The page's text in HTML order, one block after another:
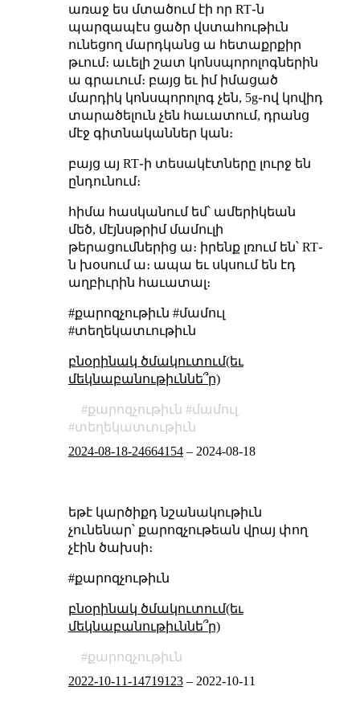
առաջ ես մտածում էի որ RT֊ն
պարզապէս ցածր վստահութիւն
ունեցող մարդկանց ա հետաքրքիր
թւում։ աւելի շատ կոնսպորոլոգներին
ա գրաւում։ բայց եւ իմ իմացած
մարդիկ կոնսպորոլոգ չեն, 5g֊ով կովիդ
տարածելուն չեն հաւատում, դրանց
մէջ գիտնականներ կան։
բայց այ RT֊ի տեսակէտները լուրջ են
ընդունում։
հիմա հասկանում եմ՝ ամերիկեան
մեծ, մէյնսթրիմ մամուլի
թերացումներից ա։ իրենք լռում են՝ RT֊
ն խօսում ա։ ապա եւ սկսում են էդ
աղբիւրին հաւատալ։
#քարոզչութիւն #մամուլ
#տեղեկատւութիւն
բնօրինակ ծմակուտում(եւ
մեկնաբանութիւննե՞ր)
քարոզչութիւն
մամուլ
տեղեկատւութիւն
2024-08-18-24664154– 2024-08-18
եթէ կարծիքդ նշանակութիւն
չունենար՝ քարոզչութեան վրայ փող
չէին ծախսի։
#քարոզչութիւն
բնօրինակ ծմակուտում(եւ
մեկնաբանութիւննե՞ր)
քարոզչութիւն
2022-10-11-14719123– 2022-10-11